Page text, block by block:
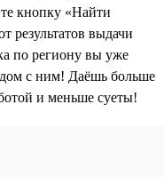
кнопку «Найти
результатов выдачи
по региону вы уже
с ним! Даёшь больше
и меньше суеты!